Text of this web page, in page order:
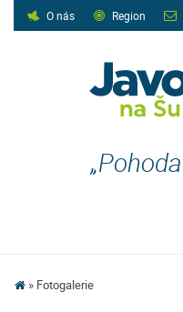
O nás Region
„Pohoda
Fotogalerie